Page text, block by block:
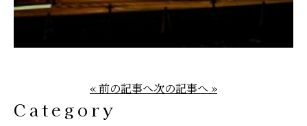
« 前の記事へ次の記事へ »
Category